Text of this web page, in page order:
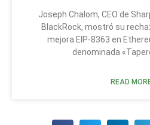
Joseph Chalom, CEO de
BlackRock, mostró su
mejora EIP-8363 en
denominada
READ